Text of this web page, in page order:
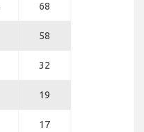
68
58
32
19
17